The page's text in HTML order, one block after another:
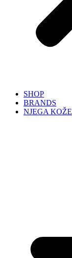
SHOP
BRANDS
NJEGA KOŽE